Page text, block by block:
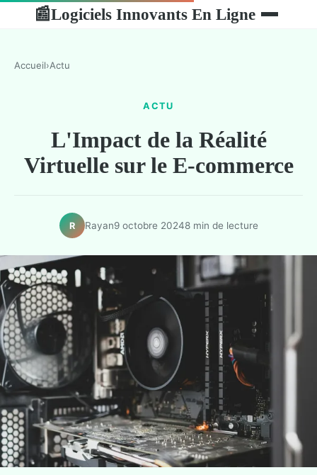
📰Logiciels Innovants En Ligne
Accueil›Actu
ACTU
L'Impact de la Réalité
Virtuelle sur le E-commerce
R Rayan9 octobre 20248 min de lecture